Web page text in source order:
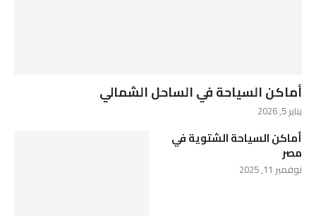
أماكن السياحة في الساحل الشمالي
يناير 5, 2026
أماكن السياحة الشتوية في
مصر
نوفمبر 11, 2025